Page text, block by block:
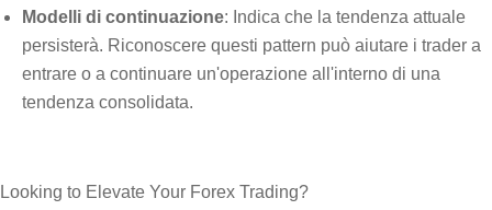
Modelli di continuazione: Indica che la tendenza attuale
persisterà. Riconoscere questi pattern può aiutare i trader a
entrare o a continuare un'operazione all'interno di una
tendenza consolidata.
Looking to Elevate Your Forex Trading?